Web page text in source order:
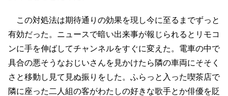
この対処法は期待通りの効果を現し今に至るまでずっと
有効だった。ニュースで暗い出来事が報じられるとリモコ
ンに手を伸ばしてチャンネルをすぐに変えた。電車の中で
具合の悪そうなおじいさんを見かけたら隣の車両にそそく
さと移動し見て見ぬ振りをした。ふらっと入った喫茶店で
隣に座った二人組の客がわたしの好きな歌手とか俳優を貶